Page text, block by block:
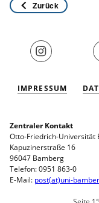
Zurück
IMPRESSUM
Zentraler Kontakt
Otto-Friedrich-Universität
Kapuzinerstraße 16
96047 Bamberg
Telefon: 0951 863-0
E-Mail: post(at)uni-